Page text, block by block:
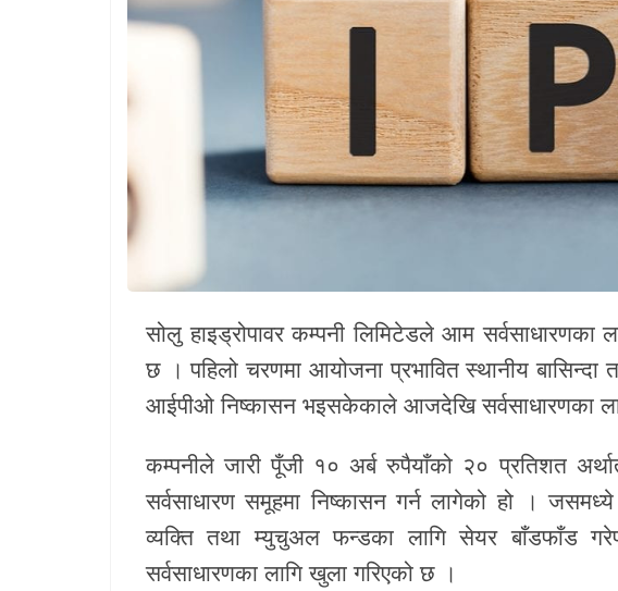
सोलु हाइड्रोपावर कम्पनी लिमिटेडले आम
छ । पहिलो चरणमा आयोजना प्रभावित स्थानीय बासिन्दा
आईपीओ निष्कासन भइसकेकाले आजदेखि सर्वसाधारणका
कम्पनीले जारी पूँजी १० अर्ब रुपैयाँको २० प्रतिशत
सर्वसाधारण समूहमा निष्कासन गर्न लागेको हो ।
व्यक्ति तथा म्युचुअल फन्डका लागि सेयर बाँडफाँड
सर्वसाधारणका लागि खुला गरिएको छ ।